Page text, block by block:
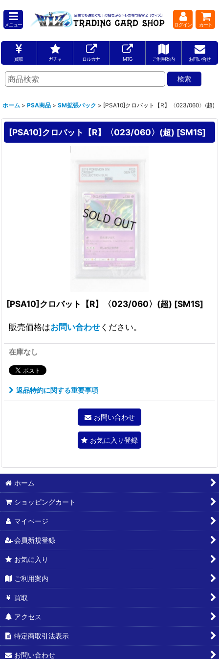
メニュー ログイン カート
買取 ガチャ ロルカナ MTG ご利用案内 お問い合せ
ホーム > PSA商品 > SM拡張パック > [PSA10]クロバット【R】〈023/060〉(超)
[PSA10]クロバット【R】〈023/060〉(超) [SM1S]
[PSA10]クロバット【R】〈023/060〉(超) [SM1S]
販売価格はお問い合わせください。
在庫なし
返品特約に関する重要事項
お問い合わせ
お気に入り登録
ホーム
ショッピングカート
マイページ
会員新規登録
お気に入り
ご利用案内
買取
アクセス
特定商取引法表示
お問い合わせ